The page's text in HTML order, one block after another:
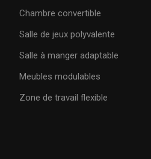
Chambre convertible
Salle de jeux polyvalente
Salle à manger adaptable
Meubles modulables
Zone de travail flexible